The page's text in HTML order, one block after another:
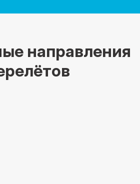
направления